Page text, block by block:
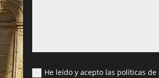
He leído y acepto las políticas